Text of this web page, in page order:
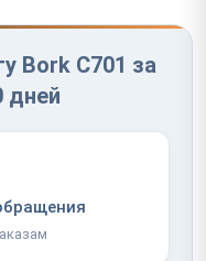
Bork C701 за
дней